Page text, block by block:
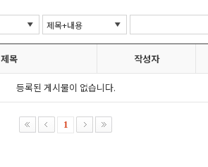
제목 작성자
등록된 게시물이 없습니다.
1